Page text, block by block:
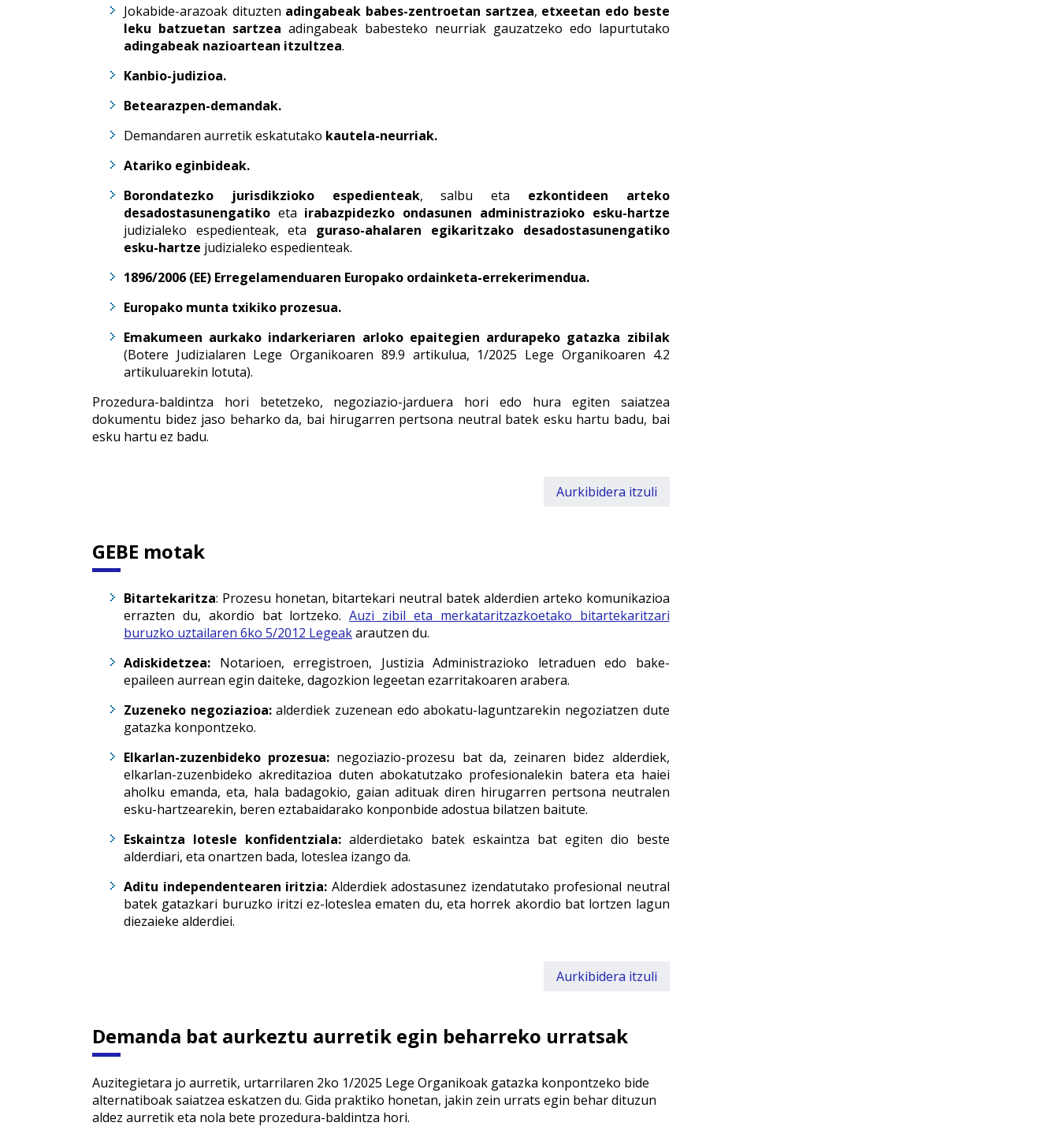
Jokabide-arazoak dituzten adingabeak babes-zentroetan sartzea, etxeetan edo beste
leku batzuetan sartzea adingabeak babesteko neurriak gauzatzeko edo lapurtutako
adingabeak nazioartean itzultzea.
Kanbio-judizioa.
Betearazpen-demandak.
Demandaren aurretik eskatutako kautela-neurriak.
Atariko eginbideak.
Borondatezko jurisdikzioko espedienteak, salbu eta ezkontideen arteko
desadostasunengatiko eta irabazpidezko ondasunen administrazioko esku-hartze
judizialeko espedienteak, eta guraso-ahalaren egikaritzako desadostasunengatiko
esku-hartze judizialeko espedienteak.
1896/2006 (EE) Erregelamenduaren Europako ordainketa-errekerimendua.
Europako munta txikiko prozesua.
Emakumeen aurkako indarkeriaren arloko epaitegien ardurapeko gatazka zibilak
(Botere Judizialaren Lege Organikoaren 89.9 artikulua, 1/2025 Lege Organikoaren 4.2
artikuluarekin lotuta).
Prozedura-baldintza hori betetzeko, negoziazio-jarduera hori edo hura egiten saiatzea
dokumentu bidez jaso beharko da, bai hirugarren pertsona neutral batek esku hartu badu, bai
esku hartu ez badu.
Aurkibidera itzuli
GEBE motak
Bitartekaritza: Prozesu honetan, bitartekari neutral batek alderdien arteko komunikazioa
errazten du, akordio bat lortzeko.Auzi zibil eta merkataritzazkoetako bitartekaritzari
buruzko uztailaren 6ko 5/2012 Legeakarautzen du.
Adiskidetzea: Notarioen, erregistroen, Justizia Administrazioko letraduen edo bake-
epaileen aurrean egin daiteke, dagozkion legeetan ezarritakoaren arabera.
Zuzeneko negoziazioa:alderdiek zuzenean edo abokatu-laguntzarekin negoziatzen dute
gatazka konpontzeko.
Elkarlan-zuzenbideko prozesua: negoziazio-prozesu bat da, zeinaren bidez alderdiek,
elkarlan-zuzenbideko akreditazioa duten abokatutzako profesionalekin batera eta haiei
aholku emanda, eta, hala badagokio, gaian adituak diren hirugarren pertsona neutralen
esku-hartzearekin, beren eztabaidarako konponbide adostua bilatzen baitute.
Eskaintza lotesle konfidentziala:alderdietako batek eskaintza bat egiten dio beste
alderdiari, eta onartzen bada, loteslea izango da.
Aditu independentearen iritzia: Alderdiek adostasunez izendatutako profesional neutral
batek gatazkari buruzko iritzi ez-loteslea ematen du, eta horrek akordio bat lortzen lagun
diezaieke alderdiei.
Aurkibidera itzuli
Demanda bat aurkeztu aurretik egin beharreko urratsak
Auzitegietara jo aurretik, urtarrilaren 2ko 1/2025 Lege Organikoak gatazka konpontzeko bide
alternatiboak saiatzea eskatzen du. Gida praktiko honetan, jakin zein urrats egin behar dituzun
aldez aurretik eta nola bete prozedura-baldintza hori.